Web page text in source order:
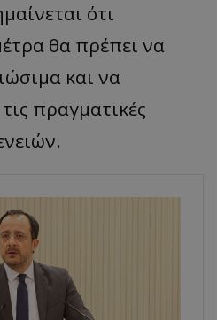
ότι
θα πρέπει να
και να
πραγματικές